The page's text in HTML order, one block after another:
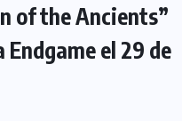
of the Ancients”
el 29 de